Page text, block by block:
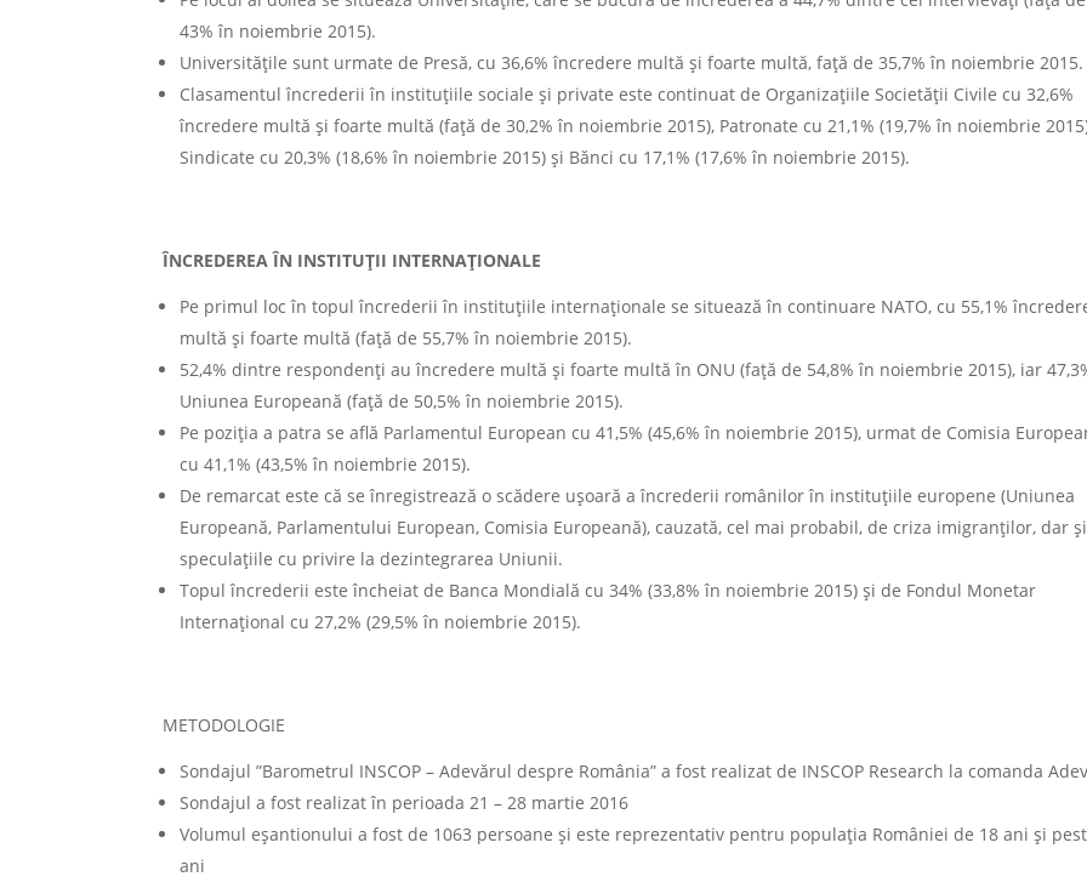
43% în noiembrie 2015).
Universitățile sunt urmate de Presă, cu 36,6% încredere multă și foarte multă, față de 35,7% în noiembrie 2015.
Clasamentul încrederii în instituțiile sociale și private este continuat de Organizațiile Societății Civile cu 32,6%
încredere multă și foarte multă (față de 30,2% în noiembrie 2015), Patronate cu 21,1% (19,7% în noiembrie
Sindicate cu 20,3% (18,6% în noiembrie 2015) și Bănci cu 17,1% (17,6% în noiembrie 2015).
ÎNCREDEREA ÎN INSTITUȚII INTERNAȚIONALE
Pe primul loc în topul încrederii în instituțiile internaționale se situează în continuare NATO, cu 55,1%
multă și foarte multă (față de 55,7% în noiembrie 2015).
52,4% dintre respondenți au încredere multă și foarte multă în ONU (față de 54,8% în noiembrie 2015), iar
Uniunea Europeană (față de 50,5% în noiembrie 2015).
Pe poziția a patra se află Parlamentul European cu 41,5% (45,6% în noiembrie 2015), urmat de Comisia
cu 41,1% (43,5% în noiembrie 2015).
De remarcat este că se înregistrează o scădere ușoară a încrederii românilor în instituțiile europene (Uniunea
Europeană, Parlamentului European, Comisia Europeană), cauzată, cel mai probabil, de criza imigranților, dar
speculațiile cu privire la dezintegrarea Uniunii.
Topul încrederii este încheiat de Banca Mondială cu 34% (33,8% în noiembrie 2015) și de Fondul Monetar
Internațional cu 27,2% (29,5% în noiembrie 2015).
METODOLOGIE
Sondajul ”Barometrul INSCOP – Adevărul despre România” a fost realizat de INSCOP Research la comanda
Sondajul a fost realizat în perioada 21 – 28 martie 2016
Volumul eșantionului a fost de 1063 persoane și este reprezentativ pentru populația României de 18 ani și
ani